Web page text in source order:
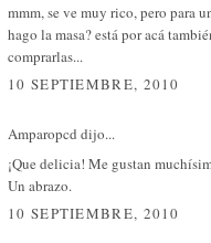
mmm, se ve muy rico, pero para
hago la masa? está por acá
comprarlas...
10 SEPTIEMBRE, 2010
Amparopcd dijo...
¡Que delicia! Me gustan
Un abrazo.
10 SEPTIEMBRE, 2010